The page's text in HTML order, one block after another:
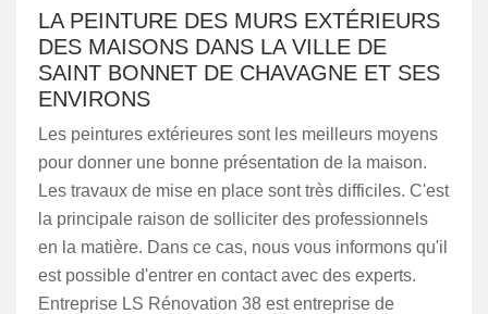
LA PEINTURE DES MURS EXTÉRIEURS
DES MAISONS DANS LA VILLE DE
SAINT BONNET DE CHAVAGNE ET SES
ENVIRONS
Les peintures extérieures sont les meilleurs moyens
pour donner une bonne présentation de la maison.
Les travaux de mise en place sont très difficiles. C'est
la principale raison de solliciter des professionnels
en la matière. Dans ce cas, nous vous informons qu'il
est possible d'entrer en contact avec des experts.
Entreprise LS Rénovation 38 est entreprise de